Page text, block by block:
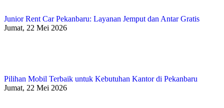
Junior Rent Car Pekanbaru: Layanan Jemput dan Antar Gratis
Jumat, 22 Mei 2026
Pilihan Mobil Terbaik untuk Kebutuhan Kantor di Pekanbaru
Jumat, 22 Mei 2026